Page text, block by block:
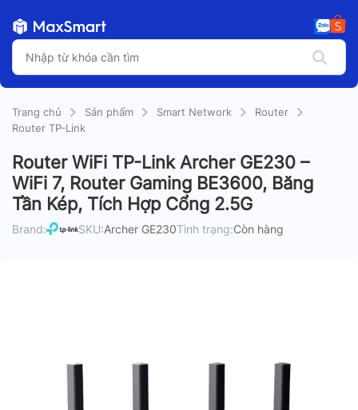
Trang chủ Sản phẩm Smart Network
Router
Router TP-Link
Router WiFi TP-Link Archer GE230 –
WiFi 7, Router Gaming BE3600, Băng
Tần Kép, Tích Hợp Cổng 2.5G
Brand: SKU:Archer GE230Tình trạng:Còn hàng